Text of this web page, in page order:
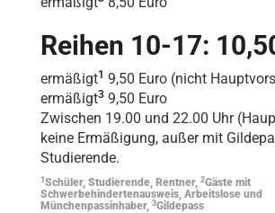
Reihen 10-17:
ermäßigt1 9,50 Euro (nicht
ermäßigt3 9,50 Euro
Zwischen 19.00 und 22.00 Uhr
keine Ermäßigung, außer mit
Studierende.
1 Schüler, Studierende, Rentner, 2Gäste mit
Schwerbehindertenausweis, Arbeitslose und
Münchenpassinhaber, 3Gildepass